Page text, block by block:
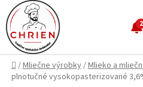
Prejsť na obsah
2
Domov
/Mliečne výrobky/Mlieko a
plnotučné vysokopasterizované